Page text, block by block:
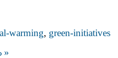
warming, green-initiatives